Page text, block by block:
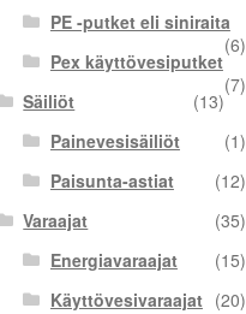
PE -putket eli siniraita
(6)
Pex käyttövesiputket
(7)
Säiliöt
(13)
Painevesisäiliöt
(1)
Paisunta-astiat
(12)
Varaajat
(35)
Energiavaraajat
(15)
Käyttövesivaraajat (20)